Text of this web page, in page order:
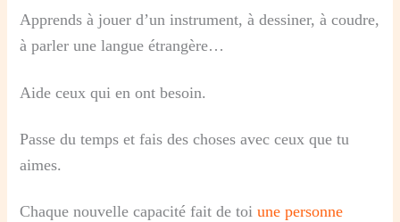
Apprends à jouer d’un instrument, à dessiner, à coudre,
à parler une langue étrangère…
Aide ceux qui en ont besoin.
Passe du temps et fais des choses avec ceux que tu
aimes.
Chaque nouvelle capacité fait de toiune personne